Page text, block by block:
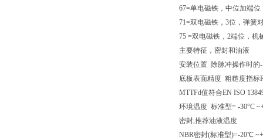
67=单电磁铁，中位加端位
71=双电磁铁，3位，弹簧
75 =双电磁铁，2端位，机
主要特征，密封和油液
安装位置 除脉冲操作时的
底板表面精度 粗糙度指标
MTTFd值符合EN ISO
环境温度 标准型= -30°C
密封,推荐油液温度
NBR密封(标准型)=-20℃